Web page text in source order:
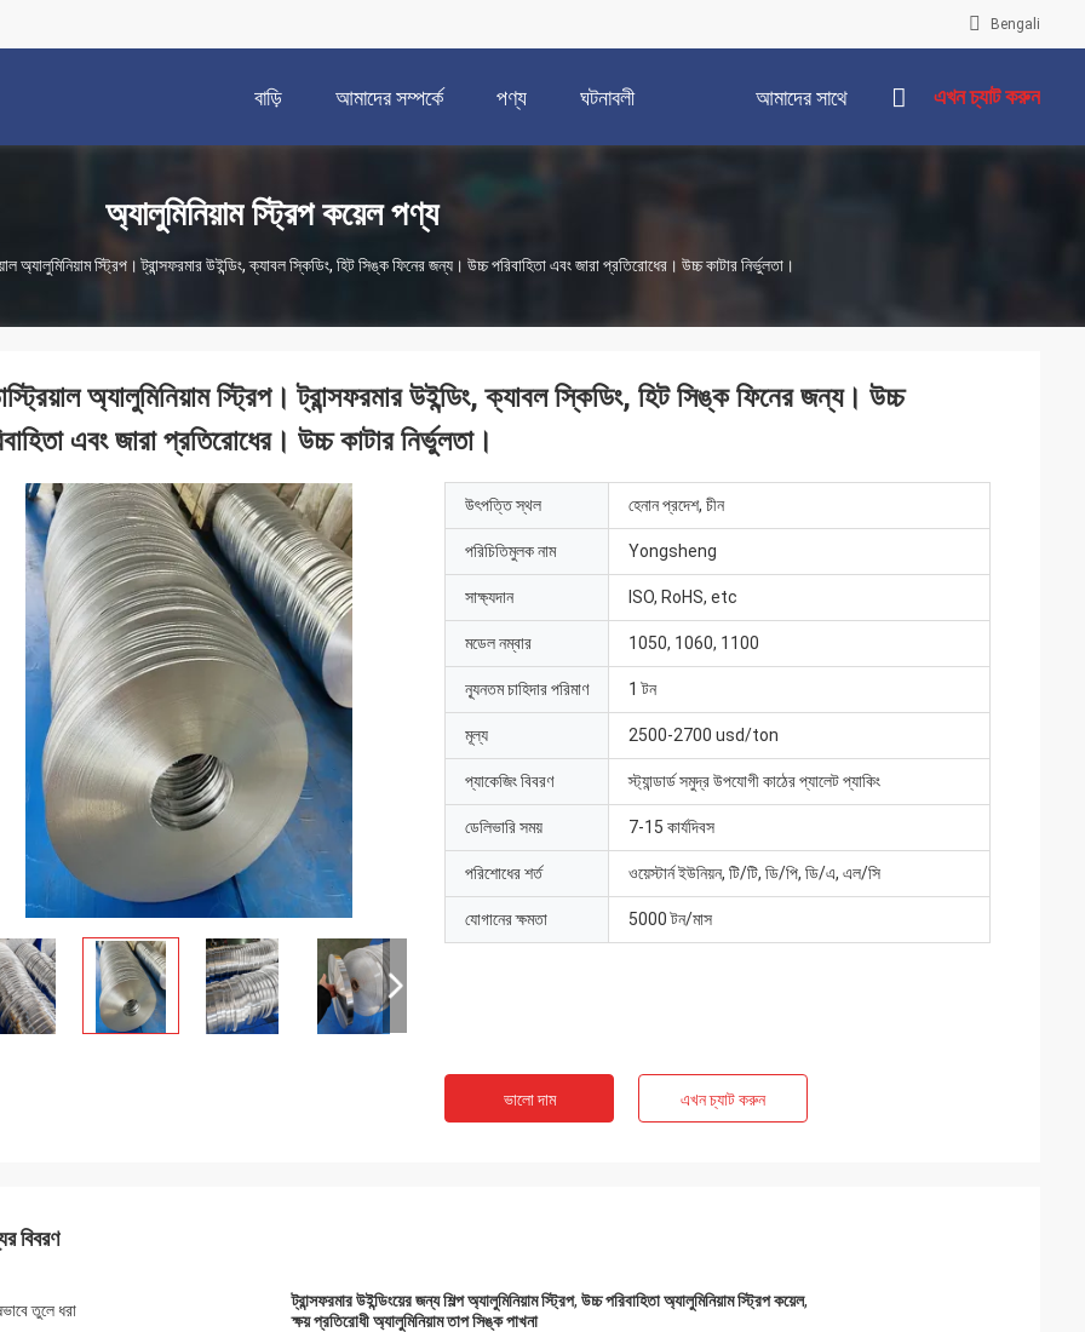
Bengali
বাড়ি আমাদের সম্পর্কে পণ্য ঘটনাবলী আমাদের সাথে এখন চ্যাট করুন
অ্যালুমিনিয়াম স্ট্রিপ কয়েল পণ্য
অ্যালুমিনিয়াম স্ট্রিপ। ট্রান্সফরমার উইন্ডিং, ক্যাবল স্কিডিং, হিট সিঙ্ক ফিনের জন্য। উচ্চ পরিবাহিতা এবং জারা প্রতিরোধের। উচ্চ কাটার নির্ভুলতা।
অ্যালুমিনিয়াম স্ট্রিপ। ট্রান্সফরমার উইন্ডিং, ক্যাবল স্কিডিং, হিট সিঙ্ক ফিনের জন্য। উচ্চ
এবং জারা প্রতিরোধের। উচ্চ কাটার নির্ভুলতা।
উৎপত্তি স্থল হেনান প্রদেশ, চীন
পরিচিতিমুলক নাম Yongsheng
সাক্ষ্যদান ISO, RoHS, etc
মডেল নম্বার 1050, 1060, 1100
ন্যূনতম চাহিদার পরিমাণ 1 টন
মূল্য 2500-2700 usd/ton
প্যাকেজিং বিবরণ স্ট্যান্ডার্ড সমুদ্র উপযোগী কাঠের প্যালেট প্যাকিং
ডেলিভারি সময় 7-15 কার্যদিবস
পরিশোধের শর্ত ওয়েস্টার্ন ইউনিয়ন, টি/টি, ডি/পি, ডি/এ, এল/সি
যোগানের ক্ষমতা 5000 টন/মাস
ভালো দাম এখন চ্যাট করুন
বিবরণ
তুলে ধরা ট্রান্সফরমার উইন্ডিংয়ের জন্য শিল্প অ্যালুমিনিয়াম স্ট্রিপ, উচ্চ পরিবাহিতা অ্যালুমিনিয়াম স্ট্রিপ কয়েল,
ক্ষয় প্রতিরোধী অ্যালুমিনিয়াম তাপ সিঙ্ক পাখনা